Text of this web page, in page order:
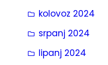
kolovoz 2024
srpanj 2024
lipanj 2024